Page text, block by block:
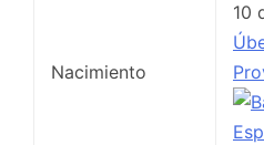
Nacimiento
10